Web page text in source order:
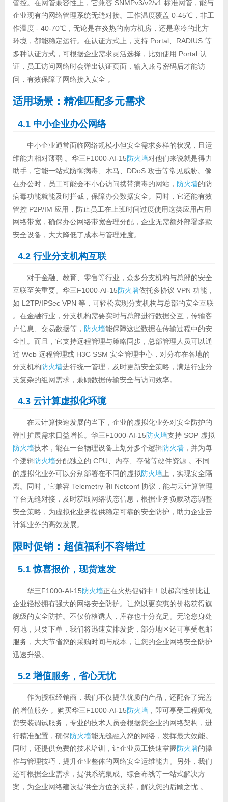
管控。在网管兼容性上，它兼容 SNMPv3/v2/v1 标准网管，能与
企业现有的网络管理系统无缝对接。工作温度覆盖 0-45℃，非工
作温度 - 40-70℃，无论是在炎热的南方机房，还是寒冷的北方
环境，都能稳定运行。在认证方式上，支持 Portal、RADIUS 等
多种认证方式，可根据企业需求灵活选择，比如使用 Portal 认
证，员工访问网络时会弹出认证页面，输入账号密码后才能访
问，有效保障了网络接入安全 。
适用场景：精准匹配多元需求
4.1 中小企业办公网络
中小企业通常面临网络规模小但安全需求多样的状况，且运
维能力相对薄弱 。华三F1000-AI-15防火墙对他们来说就是得力
助手，它能一站式防御病毒、木马、DDoS 攻击等常见威胁。像
在办公时，员工可能会不小心访问携带病毒的网站， 防火墙的防
病毒功能就能及时拦截，保障办公数据安全。同时，它还能有效
管控 P2P/IM 应用，防止员工在上班时间过度使用这类应用占用
网络带宽，确保办公网络带宽合理分配，企业无需额外部署多款
安全设备，大大降低了成本与管理难度。
4.2 行业分支机构互联
对于金融、教育、零售等行业，众多分支机构与总部的安全
互联至关重要。华三F1000-AI-15防火墙依托多协议 VPN 功能，
如 L2TP/IPSec VPN 等，可轻松实现分支机构与总部的安全互联
。在金融行业，分支机构需要实时与总部进行数据交互，传输客
户信息、交易数据等， 防火墙能保障这些数据在传输过程中的安
全性。而且，它支持远程管理与策略同步，总部管理人员可以通
过 Web 远程管理或 H3C SSM 安全管理中心，对分布在各地的
分支机构防火墙进行统一管理，及时更新安全策略，满足行业分
支复杂的组网需求，兼顾数据传输安全与访问效率。
4.3 云计算虚拟化环境
在云计算快速发展的当下，企业的虚拟化业务对安全防护的
弹性扩展需求日益增长。华三F1000-AI-15防火墙支持 SOP 虚拟
防火墙技术，能在一台物理设备上划分多个逻辑防火墙，并为每
个逻辑防火墙分配独立的 CPU、内存、存储等硬件资源 。不同
的虚拟化业务可以分别部署在不同的虚拟防火墙上，实现安全隔
离。同时，它兼容 Telemetry 和 Netconf 协议，能与云计算管理
平台无缝对接，及时获取网络状态信息，根据业务负载动态调整
安全策略，为虚拟化业务提供稳定可靠的安全防护，助力企业云
计算业务的高效发展。
限时促销：超值福利不容错过
5.1 惊喜报价，现货速发
华三F1000-AI-15防火墙正在火热促销中！以超高性价比让
企业轻松拥有强大的网络安全防护。让您以更实惠的价格获得旗
舰级的安全防护。不仅价格诱人，库存也十分充足。无论您身处
何地，只要下单，我们将迅速安排发货，部分地区还可享受包邮
服务，大大节省您的采购时间与成本，让您的企业网络安全防护
迅速升级。
5.2 增值服务，省心无忧
作为授权经销商，我们不仅提供优质的产品，还配备了完善
的增值服务 。购买华三F1000-AI-15防火墙，即可享受工程师免
费安装调试服务，专业的技术人员会根据您企业的网络架构，进
行精准配置，确保防火墙能无缝融入您的网络，发挥最大效能。
同时，还提供免费的技术培训，让企业员工快速掌握防火墙的操
作与管理技巧，提升企业整体的网络安全运维能力。另外，我们
还可根据企业需求，提供系统集成、综合布线等一站式解决方
案，为企业网络建设提供全方位的支持，解决您的后顾之忧 。